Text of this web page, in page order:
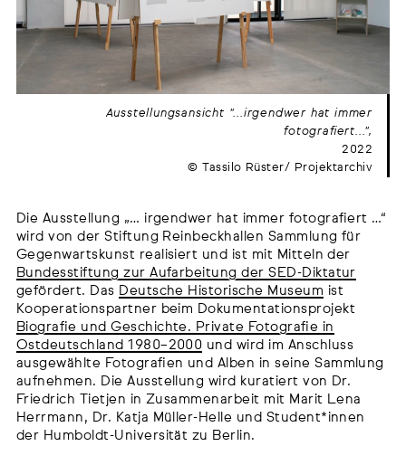
Ausstellungsansicht "...irgendwer hat immer
fotografiert..."
2022
© Tassilo Rüster/ Projektarchiv
Die Ausstellung „… irgendwer hat immer fotografiert …“
wird von der Stiftung Reinbeckhallen Sammlung für
Gegenwartskunst realisiert und ist mit Mitteln der
Bundesstiftung zur Aufarbeitung der SED-Diktatur
gefördert. Das Deutsche Historische Museum ist
Kooperationspartner beim Dokumentationsprojekt
Biografie und Geschichte. Private Fotografie in
Ostdeutschland 1980–2000 und wird im Anschluss
ausgewählte Fotografien und Alben in seine Sammlung
aufnehmen. Die Ausstellung wird kuratiert von Dr.
Friedrich Tietjen in Zusammenarbeit mit Marit Lena
Herrmann, Dr. Katja Müller-Helle und Student*innen
der Humboldt-Universität zu Berlin.